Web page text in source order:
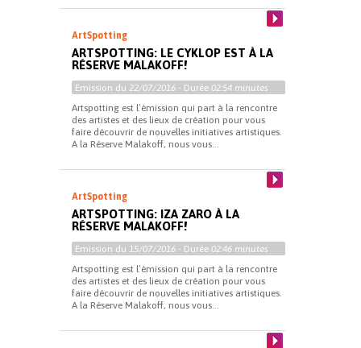
ArtSpotting
ARTSPOTTING: LE CYKLOP EST À LA
RÉSERVE MALAKOFF!
Emission du 22/07/2016 - Durée 02:54 minutes
Artspotting est l’émission qui part à la rencontre
des artistes et des lieux de création pour vous
faire découvrir de nouvelles initiatives artistiques.
A la Réserve Malakoff, nous vous...
ArtSpotting
ARTSPOTTING: IZA ZARO À LA
RÉSERVE MALAKOFF!
Emission du 15/07/2016 - Durée 02:46 minutes
Artspotting est l’émission qui part à la rencontre
des artistes et des lieux de création pour vous
faire découvrir de nouvelles initiatives artistiques.
A la Réserve Malakoff, nous vous...